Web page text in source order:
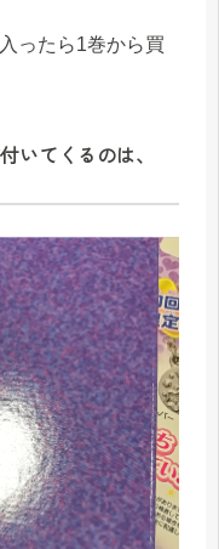
ったら1巻から買
いてくるのは、